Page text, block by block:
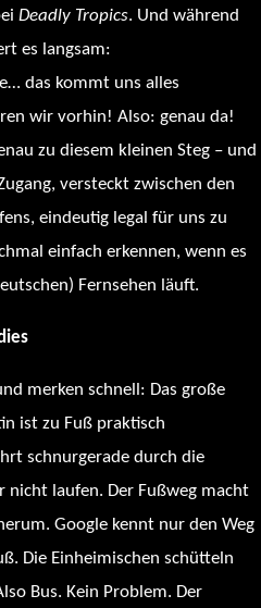
Deadly Tropics. Und während
es langsam:
das kommt uns alles
wir vorhin! Also: genau da!
zu diesem kleinen Steg – und
versteckt zwischen den
eindeutig legal für uns zu
einfach erkennen, wenn es
Fernsehen läuft.
merken schnell: Das große
ist zu Fuß praktisch
schnurgerade durch die
nicht laufen. Der Fußweg macht
Google kennt nur den Weg
Die Einheimischen schütteln
Bus. Kein Problem. Der